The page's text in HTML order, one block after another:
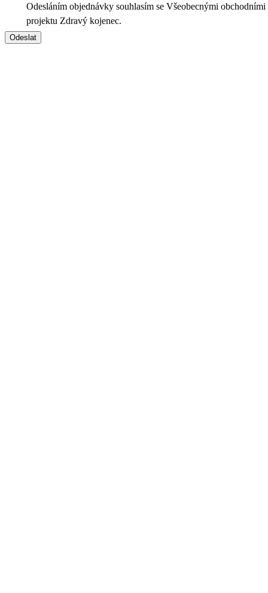
Odesláním objednávky souhlasím se Všeobecnými
projektu Zdravý kojenec.